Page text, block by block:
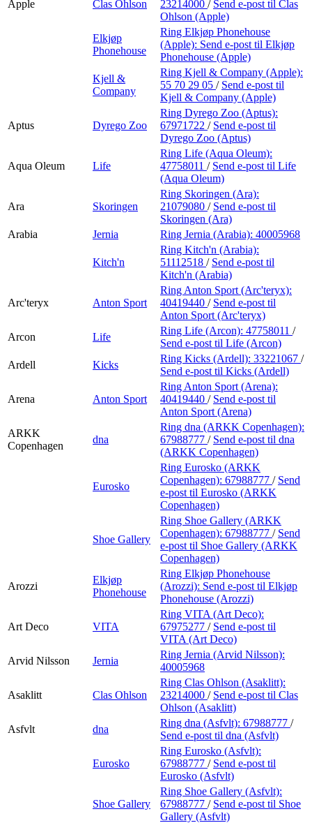
Apple Clas Ohlson 23214000 / Send e-post til Clas
Ohlson (Apple)
Elkjøp
Phonehouse
Ring Elkjøp Phonehouse
(Apple): Send e-post til Elkjøp
Phonehouse (Apple)
Kjell &
Company
Ring Kjell & Company (Apple):
55 70 29 05 / Send e-post til
Kjell & Company (Apple)
Aptus Dyrego Zoo
Ring Dyrego Zoo (Aptus):
67971722 / Send e-post til
Dyrego Zoo (Aptus)
Aqua Oleum Life
Ring Life (Aqua Oleum):
47758011 / Send e-post til Life
(Aqua Oleum)
Ara Skoringen
Ring Skoringen (Ara):
21079080 / Send e-post til
Skoringen (Ara)
Arabia
Jernia Ring Jernia (Arabia): 40005968
Kitch'n
Ring Kitch'n (Arabia):
51112518 / Send e-post til
Kitch'n (Arabia)
Arc'teryx Anton Sport
Ring Anton Sport (Arc'teryx):
40419440 / Send e-post til
Anton Sport (Arc'teryx)
Arcon
Life
Ring Life (Arcon): 47758011 /
Send e-post til Life (Arcon)
Ardell
Kicks
Ring Kicks (Ardell): 33221067 /
Send e-post til Kicks (Ardell)
Arena Anton Sport
Ring Anton Sport (Arena):
40419440 / Send e-post til
Anton Sport (Arena)
ARKK
Copenhagen
dna
Ring dna (ARKK Copenhagen):
67988777 / Send e-post til dna
(ARKK Copenhagen)
Eurosko
Ring Eurosko (ARKK
Copenhagen): 67988777 / Send
e-post til Eurosko (ARKK
Copenhagen)
Shoe Gallery
Ring Shoe Gallery (ARKK
Copenhagen): 67988777 / Send
e-post til Shoe Gallery (ARKK
Copenhagen)
Arozzi
Elkjøp
Phonehouse
Ring Elkjøp Phonehouse
(Arozzi): Send e-post til Elkjøp
Phonehouse (Arozzi)
Art Deco VITA
Ring VITA (Art Deco):
67975277 / Send e-post til
VITA (Art Deco)
Arvid Nilsson
Jernia
Ring Jernia (Arvid Nilsson):
40005968
Asaklitt Clas Ohlson
Ring Clas Ohlson (Asaklitt):
23214000 / Send e-post til Clas
Ohlson (Asaklitt)
Asfvlt
dna
Ring dna (Asfvlt): 67988777 /
Send e-post til dna (Asfvlt)
Eurosko
Ring Eurosko (Asfvlt):
67988777 / Send e-post til
Eurosko (Asfvlt)
Shoe Gallery
Ring Shoe Gallery (Asfvlt):
67988777 / Send e-post til Shoe
Gallery (Asfvlt)